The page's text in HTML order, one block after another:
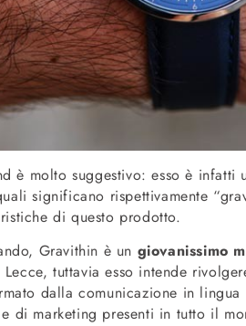
è molto suggestivo: esso è infatti
significano rispettivamente
di questo prodotto.
Gravithin è un giovanissimo
tuttavia esso intende
dalla comunicazione in
di marketing presenti in tutto il